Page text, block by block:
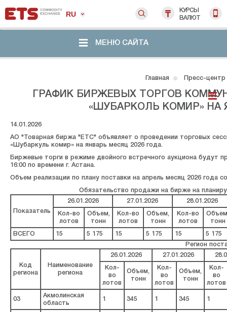
RU
КУРСЫ
ВАЛЮТ
МЕНЮ САЙТА
Главная Пресс-центр
ГРАФИК БИРЖЕВЫХ ТОРГОВ
«ШУБАРКОЛЬ КОМИР» НА
14.01.2026
АО "Товарная биржа "ЕТС" объявляет о проведении торговых
«Шубаркуль комир» на январь месяц 2026 года.
Биржевые торги в режиме двойного встречного аукциона будут
16:00 по времени г. Астана.
Объем реализации по плану поставки на апрель месяц 2026 года
Обязательство продажи на бирже на
Показатель
26.01.2026 27.01.2026 28.01.2026
Кол-во
лотов
Объем,
тонн
Кол-во
лотов
Объем,
тонн
Кол-во
лотов
тонн
ВСЕГО 15 5 175 15 5 175 15
5 175
Регион
Код
региона
Наименование
региона
26.01.2026 27.01.2026
Кол-
во
лотов
Объем,
тонн
Кол-
во
лотов
Объем,
тонн
Кол-
во
лотов
03
Акмолинская
область
1 345 1 345 1